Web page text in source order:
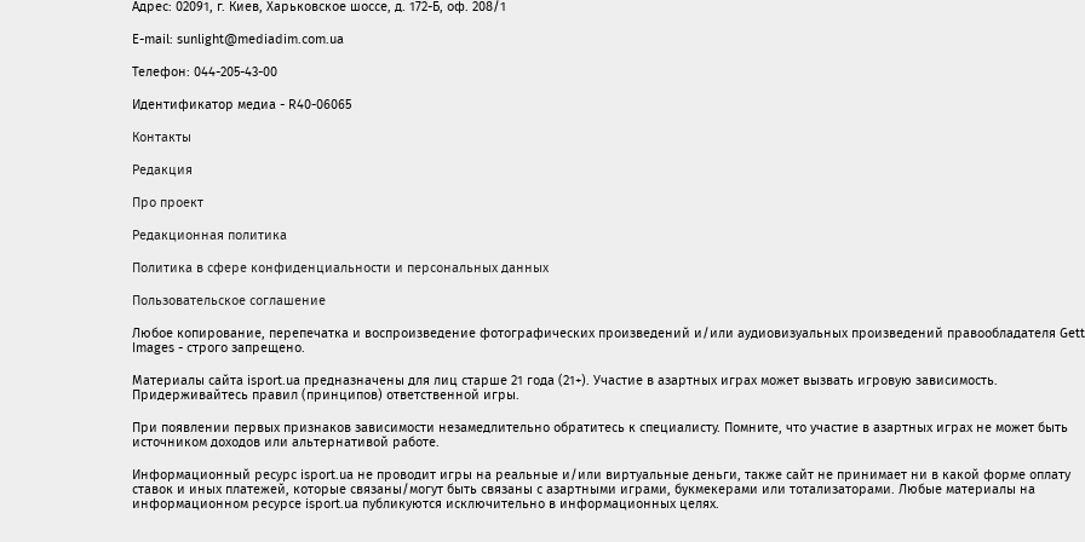
Адрес: 02091, г. Киев, Харьковское шоссе, д. 172-Б, оф. 208/1
E-mail: sunlight@mediadim.com.ua
Телефон: 044-205-43-00
Идентификатор медиа - R40-06065
Контакты
Редакция
Про проект
Редакционная политика
Политика в сфере конфиденциальности и персональных данных
Пользовательское соглашение
Любое копирование, перепечатка и воспроизведение фотографических произведений и/или аудиовизуальных произведений правообладателя
Images - строго запрещено.
Материалы сайта isport.ua предназначены для лиц старше 21 года (21+). Участие в азартных играх может вызвать игровую зависимость.
Придерживайтесь правил (принципов) ответственной игры.
При появлении первых признаков зависимости незамедлительно обратитесь к специалисту. Помните, что участие в азартных играх не может быть
источником доходов или альтернативой работе.
Информационный ресурс isport.ua не проводит игры на реальные и/или виртуальные деньги, также сайт не принимает ни в какой форме oплaту
ставок и иных платежей, которые связаны/могут быть связаны c азартными игрaми, букмекерами или тотализаторами. Любые материалы на
информационном ресурсе isport.ua публикуютcя исключительно в информационных целях.